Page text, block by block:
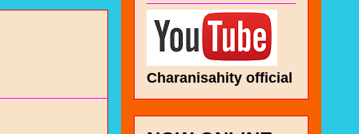
Charanisahity official